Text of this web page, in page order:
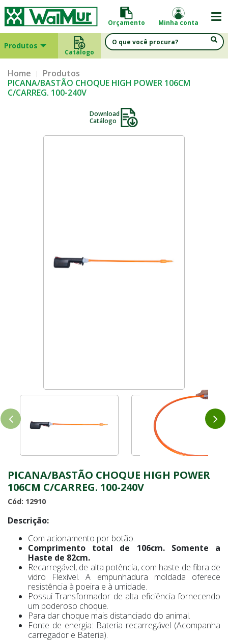
Orçamento Minha conta
Produtos
Catálogo
Home
Produtos
PICANA/BASTÃO CHOQUE HIGH POWER 106CM
C/CARREG. 100-240V
Download
Catálogo
PICANA/BASTÃO CHOQUE HIGH POWER
106CM C/CARREG. 100-240V
Cód: 12910
Descrição:
Com acionamento por botão.
Comprimento total de 106cm. Somente a
Haste de 82cm.
Recarregável, de alta potência, com haste de fibra de
vidro Flexível. A empunhadura moldada oferece
resistência à poeira e à umidade.
Possui Transformador de alta eficiência fornecendo
um poderoso choque.
Para dar choque mais distanciado do animal.
Fonte de energia: Bateria recarregável (Acompanha
carregador e Bateria).